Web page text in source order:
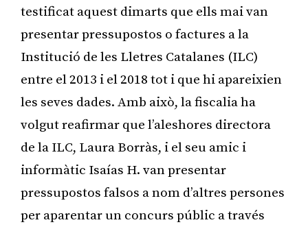
testificat aquest dimarts que ells mai van
presentar pressupostos o factures a la
Institució de les Lletres Catalanes (ILC)
entre el 2013 i el 2018 tot i que hi apareixien
les seves dades. Amb això, la fiscalia ha
volgut reafirmar que l’aleshores directora
de la ILC, Laura Borràs, i el seu amic i
informàtic Isaías H. van presentar
pressupostos falsos a nom d’altres persones
per aparentar un concurs públic a través